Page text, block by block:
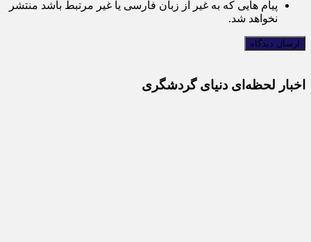
پیام هایی که به غیر از زبان فارسی یا غیر مرتبط باشد منتشر
نخواهد شد.
اخبار لحظه‌ای دنیای گردشگری